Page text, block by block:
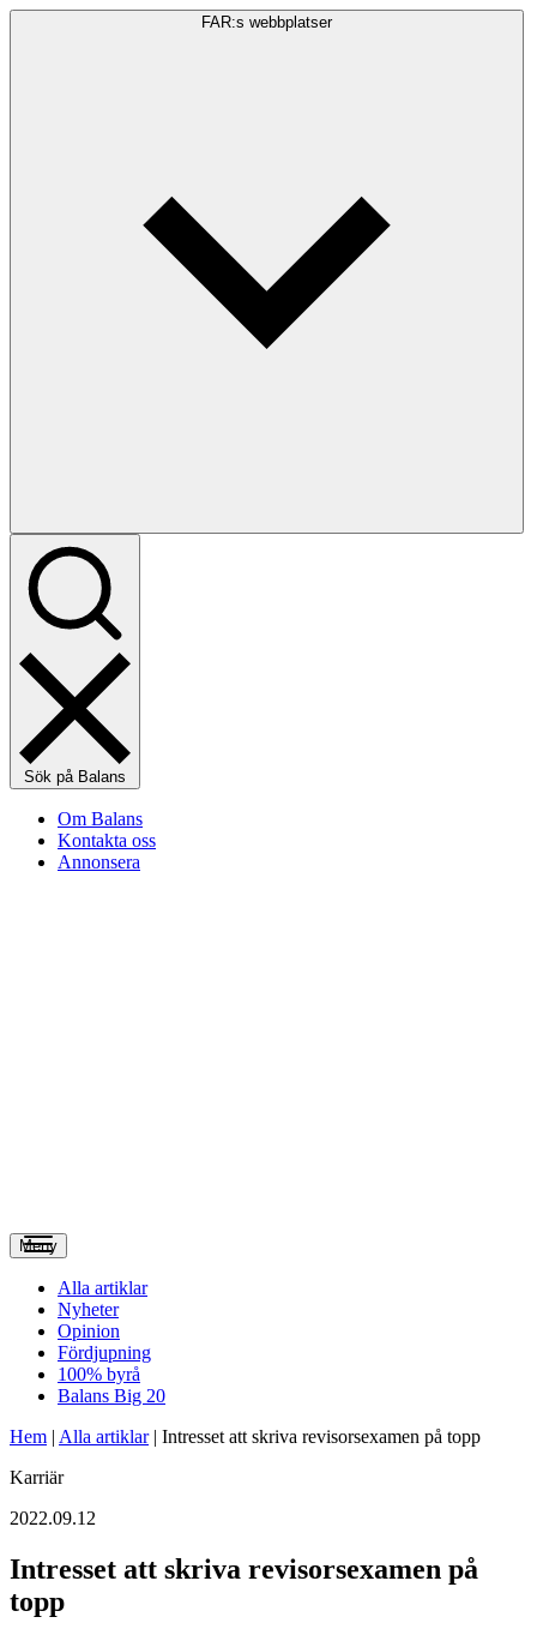
FAR:s webbplatser
Sök på Balans
Om Balans
Kontakta oss
Annonsera
Meny
Alla artiklar
Nyheter
Opinion
Fördjupning
100% byrå
Balans Big 20
Hem | Alla artiklar| Intresset att skriva revisorsexamen på topp
Karriär
2022.09.12
Intresset att skriva revisorsexamen på
topp